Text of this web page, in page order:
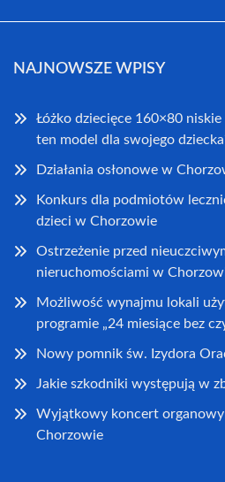
NAJNOWSZE WPISY
Łóżko dziecięce 160×80
ten model dla swojego
Działania osłonowe w
Konkurs dla podmiotów
dzieci w Chorzowie
Ostrzeżenie przed
nieruchomościami w
Możliwość wynajmu lokali
programie „24 miesiące bez
Nowy pomnik św. Izydora
Jakie szkodniki występują w
Wyjątkowy koncert organowy
Chorzowie